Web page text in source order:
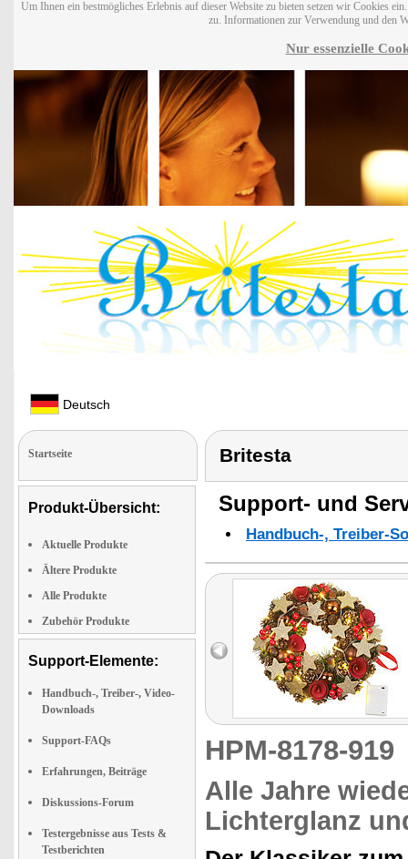
Um Ihnen ein bestmögliches Erlebnis auf dieser Website zu bieten setzen wir Cookies
zu. Informationen zur Verwendung und den
Nur essenzielle
Deutsch
Startseite
Produkt-Übersicht:
Aktuelle Produkte
Ältere Produkte
Alle Produkte
Zubehör Produkte
Support-Elemente:
Handbuch-, Treiber-, Video-
Downloads
Support-FAQs
Erfahrungen, Beiträge
Diskussions-Forum
Testergebnisse aus Tests &
Testberichten
Britesta
Support- und
Handbuch-, Treiber-
HPM-8178-
Alle Jahre
Lichterglanz